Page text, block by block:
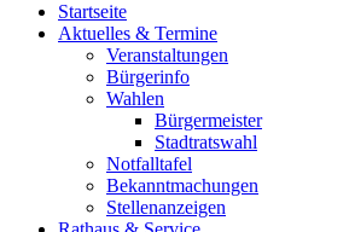
Startseite
Aktuelles & Termine
Veranstaltungen
Bürgerinfo
Wahlen
Bürgermeister
Stadtratswahl
Notfalltafel
Bekanntmachungen
Stellenanzeigen